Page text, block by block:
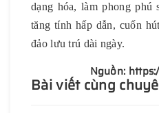
dạng hóa, làm phong phú
tăng tính hấp dẫn, cuốn
đảo lưu trú dài ngày.
Nguồn:
Bài viết cùng